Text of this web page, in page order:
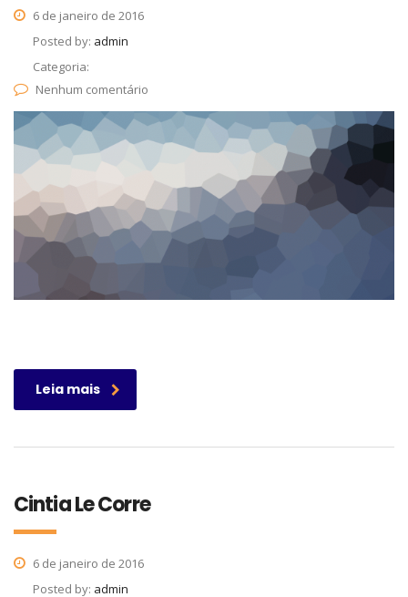
6 de janeiro de 2016
Posted by: admin
Categoria:
Nenhum comentário
Leia mais
Cintia Le Corre
6 de janeiro de 2016
Posted by: admin